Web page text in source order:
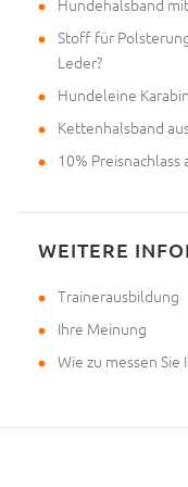
Hundehalsband
Stoff für
Leder?
Hundeleine
Kettenhalsband
10%
WEITERE
Trainerausbildung
Ihre Meinung
Wie zu messen Sie